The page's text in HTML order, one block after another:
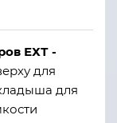
ЕХТ -
для
для